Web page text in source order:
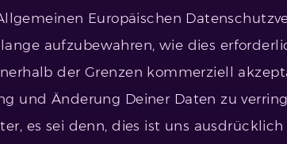
Europäischen
aufzubewahren, wie dies
der Grenzen kommerziell
und Änderung Deiner Daten zu
es sei denn, dies ist uns